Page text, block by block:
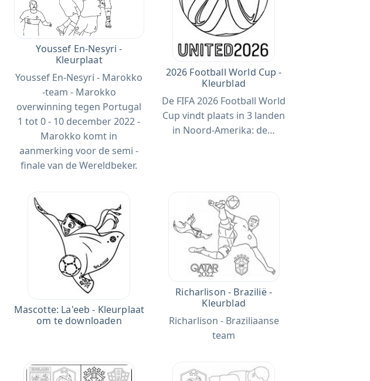
Youssef En-Nesyri -
Kleurplaat
Youssef En-Nesyri - Marokko
-team - Marokko
overwinning tegen Portugal
1 tot 0 - 10 december 2022 -
Marokko komt in
aanmerking voor de semi -
finale van de Wereldbeker.
2026 Football World Cup -
Kleurblad
De FIFA 2026 Football World
Cup vindt plaats in 3 landen
in Noord-Amerika: de…
Mascotte: La'eeb - Kleurplaat
om te downloaden
Richarlison - Brazilië -
Kleurblad
Richarlison - Braziliaanse
team